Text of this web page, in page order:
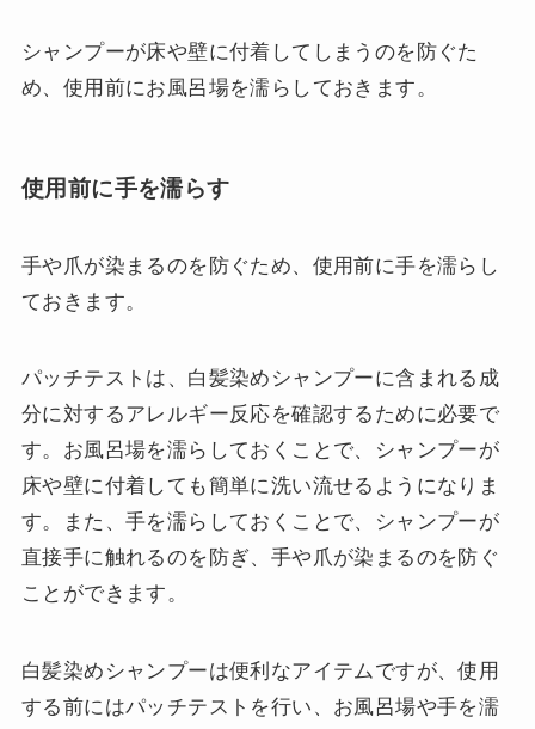
シャンプーが床や壁に付着してしまうのを防ぐた
め、使用前にお風呂場を濡らしておきます。
使用前に手を濡らす
手や爪が染まるのを防ぐため、使用前に手を濡らし
ておきます。
パッチテストは、白髪染めシャンプーに含まれる成
分に対するアレルギー反応を確認するために必要で
す。お風呂場を濡らしておくことで、シャンプーが
床や壁に付着しても簡単に洗い流せるようになりま
す。また、手を濡らしておくことで、シャンプーが
直接手に触れるのを防ぎ、手や爪が染まるのを防ぐ
ことができます。
白髪染めシャンプーは便利なアイテムですが、使用
する前にはパッチテストを行い、お風呂場や手を濡